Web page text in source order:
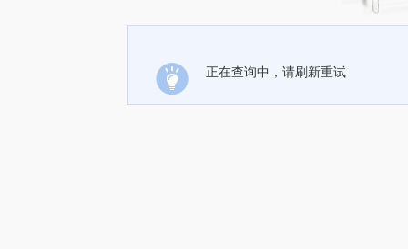
正在查询中，请刷新重试